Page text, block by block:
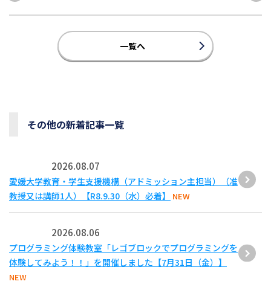
一覧へ
その他の新着記事一覧
2026.08.07
愛媛大学教育・学生支援機構（アドミッション主担当）（准
教授又は講師1人）【R8.9.30（水）必着】
NEW
2026.08.06
プログラミング体験教室「レゴブロックでプログラミングを
体験してみよう！！」を開催しました【7月31日（金）】
NEW